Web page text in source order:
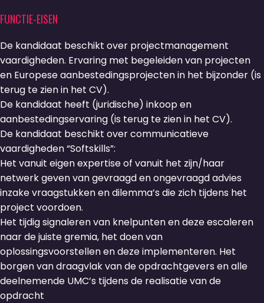
FUNCTIE-EISEN
De kandidaat beschikt over projectmanagement
vaardigheden. Ervaring met begeleiden van projecten
en Europese aanbestedingsprojecten in het bijzonder (is
terug te zien in het CV).
De kandidaat heeft (juridische) inkoop en
aanbestedingservaring (is terug te zien in het CV).
De kandidaat beschikt over communicatieve
vaardigheden “Softskills”:
Het vanuit eigen expertise of vanuit het zijn/haar
netwerk geven van gevraagd en ongevraagd advies
inzake vraagstukken en dilemma’s die zich tijdens het
project voordoen.
Het tijdig signaleren van knelpunten en deze escaleren
naar de juiste gremia, het doen van
oplossingsvoorstellen en deze implementeren. Het
borgen van draagvlak van de opdrachtgevers en alle
deelnemende UMC’s tijdens de realisatie van de
opdracht